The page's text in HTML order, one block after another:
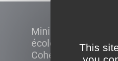
This
Ministère de la
écologique et de la
Cohésion des